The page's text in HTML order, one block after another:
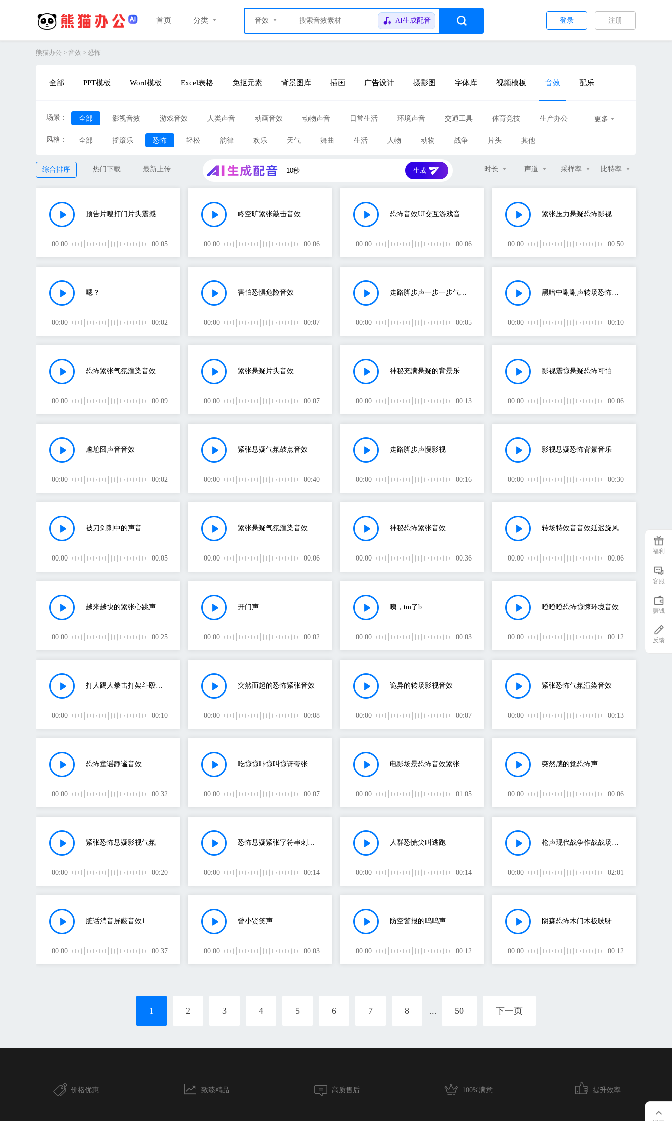
首页 分类 音效 AI生成配音 注册
登录
熊猫办公 > 音效 > 恐怖
全部 PPT模板 Word模板 Excel表格 免抠元素 背景图库 插画 广告设计 摄影图 字体库 视频模板 音效 配乐
场景： 全部 影视音效 游戏音效 人类声音 动画音效 动物声音 日常生活 环境声音 交通工具 体育竞技 生产办公
UI&提示 其他
更多
风格： 全部 摇滚乐 恐怖 轻松 韵律 欢乐 天气 舞曲 生活 人物 动物 战争 片头 其他
综合排序 热门下载 最新上传 生成 比特率
采样率
声道
时长
预告片嗖打门片头震撼字幕穿越转场
00:00 00:05
咚空旷紧张敲击音效
00:00 00:06
恐怖音效UI交互游戏音效技能释放环境音效
00:00 00:06
紧张压力悬疑恐怖影视气氛
00:00 00:50
嗯？
00:00 00:02
害怕恐惧危险音效
00:00 00:07
走路脚步声一步一步气氛声
00:00 00:05
黑暗中唰唰声转场恐怖音效
00:00 00:10
恐怖紧张气氛渲染音效
00:00 00:09
紧张悬疑片头音效
00:00 00:07
神秘充满悬疑的背景乐音效
00:00 00:13
影视震惊悬疑恐怖可怕转折转场一发不可收拾
00:00 00:06
尴尬囧声音音效
00:00 00:02
紧张悬疑气氛鼓点音效
00:00 00:40
走路脚步声慢影视
00:00 00:16
影视悬疑恐怖背景音乐
00:00 00:30
被刀剑刺中的声音
00:00 00:05
紧张悬疑气氛渲染音效
00:00 00:06
神秘恐怖紧张音效
00:00 00:36
转场特效音音效延迟旋风
00:00 00:06
越来越快的紧张心跳声
00:00 00:25
开门声
00:00 00:02
咦，tm了b
00:00 00:03
噔噔噔恐怖惊悚环境音效
00:00 00:12
打人踢人拳击打架斗殴欺负挨打
00:00 00:10
突然而起的恐怖紧张音效
00:00 00:08
诡异的转场影视音效
00:00 00:07
紧张恐怖气氛渲染音效
00:00 00:13
恐怖童谣静谧音效
00:00 00:32
吃惊惊吓惊叫惊讶夸张
00:00 00:07
电影场景恐怖音效紧张气氛音效
00:00 01:05
突然感的觉恐怖声
00:00 00:06
紧张恐怖悬疑影视气氛
00:00 00:20
恐怖悬疑紧张字符串刺穿预感
00:00 00:14
人群恐慌尖叫逃跑
00:00 00:14
枪声现代战争作战战场沙漠战斗战火
00:00 02:01
脏话消音屏蔽音效1
00:00 00:37
曾小贤笑声
00:00 00:03
防空警报的呜呜声
00:00 00:12
阴森恐怖木门木板吱呀打开
00:00 00:12
1 2 3 4 5 6 7 8 ... 50 下一页
价格优惠 致臻精品 高质售后 100%满意 提升效率
福利
客服
赚钱
反馈